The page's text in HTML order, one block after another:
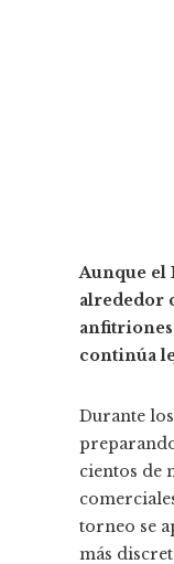
Aunque el
alrededor
continúa
Durante
cientos de
torneo se
más